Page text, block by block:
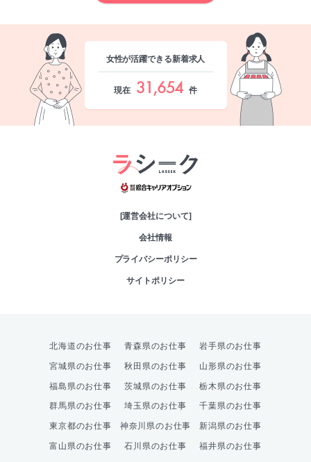
女性が活躍できる新着求人
現在 31,654 件
[運営会社について]
会社情報
プライバシーポリシー
サイトポリシー
北海道のお仕事 青森県のお仕事 岩手県のお仕事
宮城県のお仕事 秋田県のお仕事 山形県のお仕事
福島県のお仕事 茨城県のお仕事 栃木県のお仕事
群馬県のお仕事 埼玉県のお仕事 千葉県のお仕事
東京都のお仕事 神奈川県のお仕事 新潟県のお仕事
富山県のお仕事 石川県のお仕事 福井県のお仕事